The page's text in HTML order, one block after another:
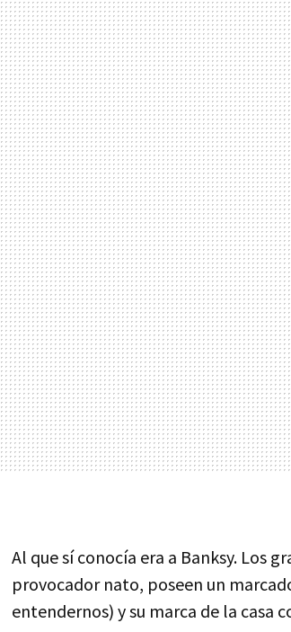
Al que sí conocía era a Banksy. Los
provocador nato, poseen un
entendernos) y su marca de la casa